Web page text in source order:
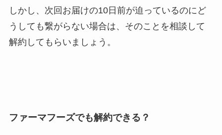
しかし、次回お届けの10日前が迫っているのにど
うしても繋がらない場合は、そのことを相談して
解約してもらいましょう。
ファーマフーズでも解約できる？